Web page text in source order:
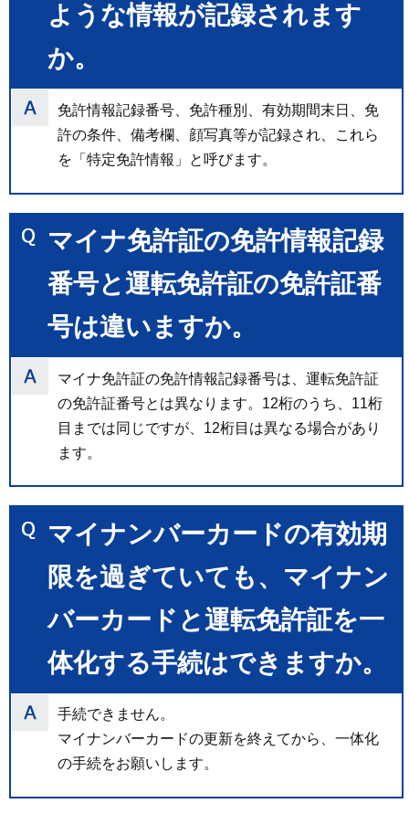
ような情報が記録されます
か。
免許情報記録番号、免許種別、有効期間末日、免
許の条件、備考欄、顔写真等が記録され、これら
を「特定免許情報」と呼びます。
マイナ免許証の免許情報記録
番号と運転免許証の免許証番
号は違いますか。
マイナ免許証の免許情報記録番号は、運転免許証
の免許証番号とは異なります。12桁のうち、11桁
目までは同じですが、12桁目は異なる場合があり
ます。
マイナンバーカードの有効期
限を過ぎていても、マイナン
バーカードと運転免許証を一
体化する手続はできますか。
手続できません。
マイナンバーカードの更新を終えてから、一体化
の手続をお願いします。